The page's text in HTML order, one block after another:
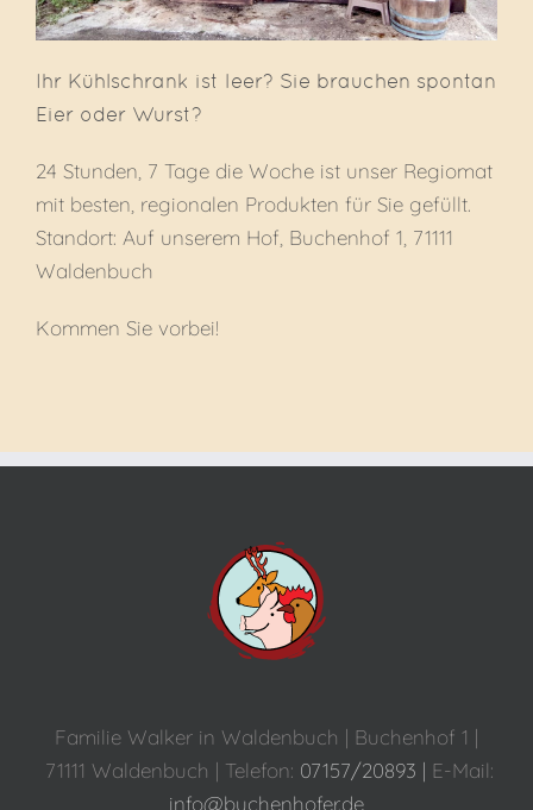
Ihr Kühlschrank ist leer? Sie brauchen spontan
Eier oder Wurst?
24 Stunden, 7 Tage die Woche ist unser Regiomat
mit besten, regionalen Produkten für Sie gefüllt.
Standort: Auf unserem Hof, Buchenhof 1, 71111
Waldenbuch
Kommen Sie vorbei!
Familie Walker in Waldenbuch | Buchenhof 1 |
71111 Waldenbuch | Telefon: 07157/20893 | E-Mail:
info@buchenhofer.de